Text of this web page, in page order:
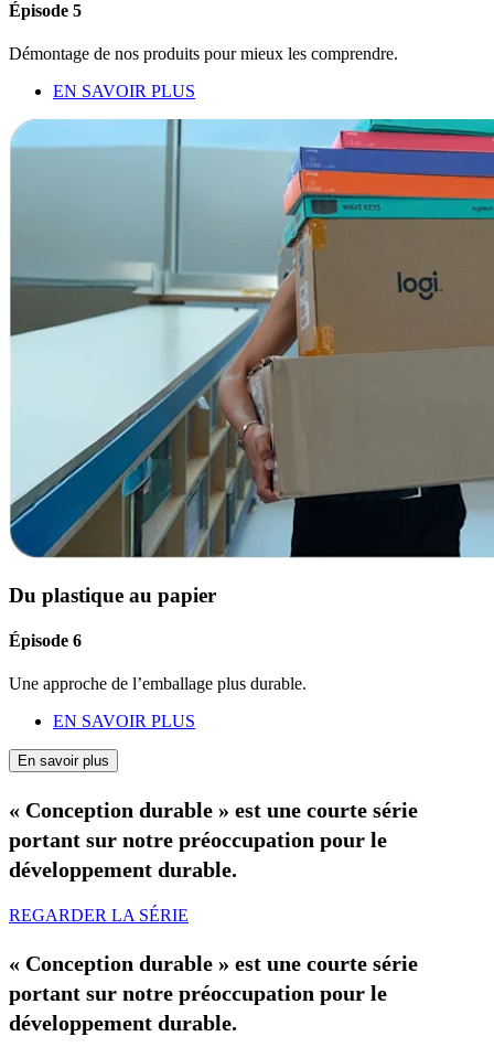
Épisode 5
Démontage de nos produits pour mieux les comprendre.
EN SAVOIR PLUS
Du plastique au papier
Épisode 6
Une approche de l’emballage plus durable.
EN SAVOIR PLUS
En savoir plus
« Conception durable » est une courte série
portant sur notre préoccupation pour le
développement durable.
REGARDER LA SÉRIE
« Conception durable » est une courte série
portant sur notre préoccupation pour le
développement durable.